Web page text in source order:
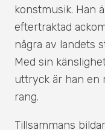
konstmusik. Han
eftertraktad
några av landets
Med sin
uttryck är han en
rang.
Tillsammans